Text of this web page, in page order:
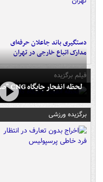
دستگیری باند جاعلان حرفه‌ای
مدارک اتباع خارجی در تهران
فیلم برگزیده
لحظه انفجار جایگاه CNG "صحنه" در دوربین مداربسته
برگزیده ورزشی